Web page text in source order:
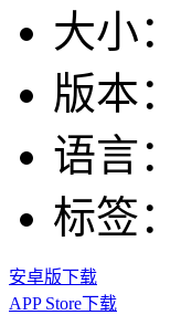
大小：
版本：
语言：
标签：
安卓版下载
APP Store下载